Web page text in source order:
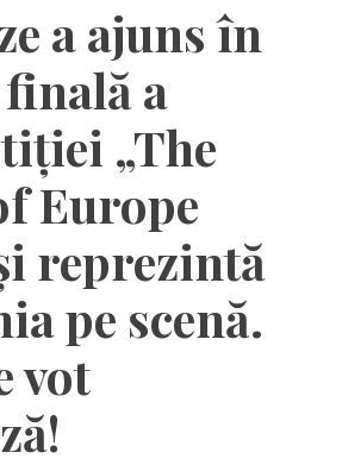
a ajuns în
a
„The
Europe
reprezintă
pe scenă.
vot